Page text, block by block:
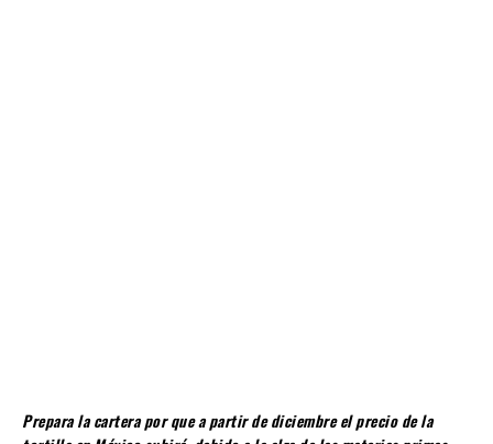
Prepara la cartera por que a partir de diciembre el precio de la